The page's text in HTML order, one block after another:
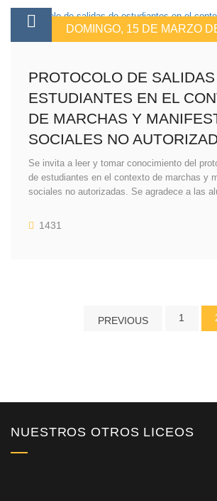
DOMINGO, 15 DE MARZO
PROTOCOLO DE
ESTUDIANTES EN EL
DE MARCHAS Y
SOCIALES NO
Se invita a leer y tomar conocimiento del
de estudiantes en el contexto de marchas y
sociales no autorizadas. Se agradece a las
1431
PREVIOUS 1
NUESTROS OTROS LICEOS